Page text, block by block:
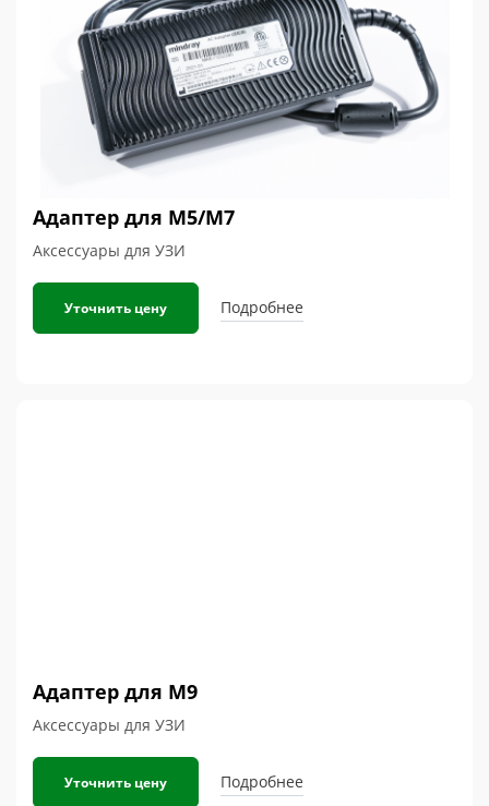
Адаптер для М5/М7
Аксессуары для УЗИ
Уточнить цену Подробнее
Адаптер для M9
Аксессуары для УЗИ
Уточнить цену Подробнее